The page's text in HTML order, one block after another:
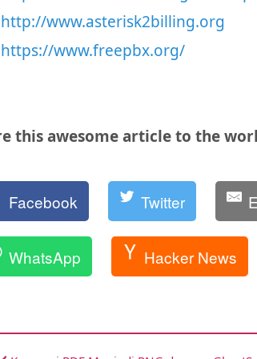
http://www.asterisk2billing.org
https://www.freepbx.org/
this awesome article to the
Facebook Twitter
WhatsApp Hacker News